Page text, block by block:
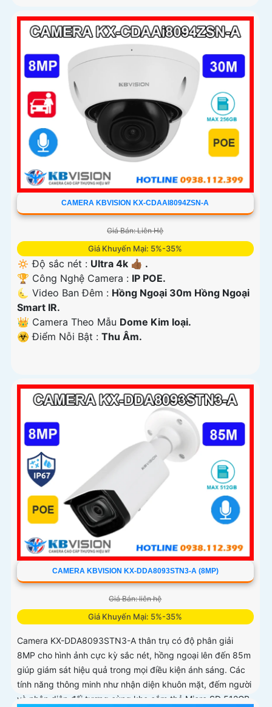
CAMERA KBVISION KX-CDAAI8094ZSN-A
Giá Bán: Liên Hệ
Giá Khuyến Mại: 5%-35%
🔅 Độ sắc nét : Ultra 4k 👍🏾 .
🏆 Công Nghệ Camera : IP POE.
🌜 Video Ban Đêm : Hồng Ngoại 30m Hồng Ngoại
Smart IR.
👑 Camera Theo Mẫu Dome Kim loại.
️☣️ Điểm Nỗi Bật : Thu Âm.
CAMERA KBVISION KX-DDA8093STN3-A (8MP)
Giá Bán: liên hệ
Giá Khuyến Mại: 5%-35%
Camera KX-DDA8093STN3-A thân trụ có độ phân giải
8MP cho hình ảnh cực kỳ sắc nét, hồng ngoại lên đến 85m
giúp giám sát hiệu quả trong mọi điều kiện ánh sáng. Các
tính năng thông minh như nhận diện khuôn mặt, đếm người
và nhận diện đối tượng cùng khe cắm thẻ Micro SD 512GB